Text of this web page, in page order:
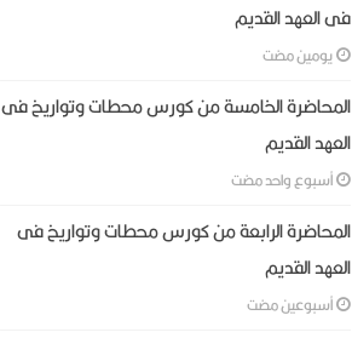
فى العهد القديم
‏يومين مضت
المحاضرة الخامسة من كورس محطات وتواريخ فى
العهد القديم
‏أسبوع واحد مضت
المحاضرة الرابعة من كورس محطات وتواريخ فى
العهد القديم
‏أسبوعين مضت